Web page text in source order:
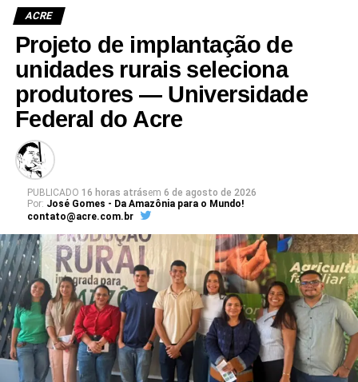
Leia Mais: UFAC
ACRE
Projeto de implantação de
unidades rurais seleciona
produtores — Universidade
Federal do Acre
PUBLICADO 16 horas atrásem 6 de agosto de 2026
Por: José Gomes - Da Amazônia para o Mundo!
contato@acre.com.br